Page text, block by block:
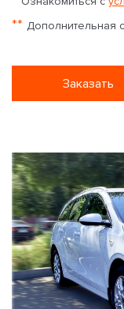
** Дополнительная
Заказать